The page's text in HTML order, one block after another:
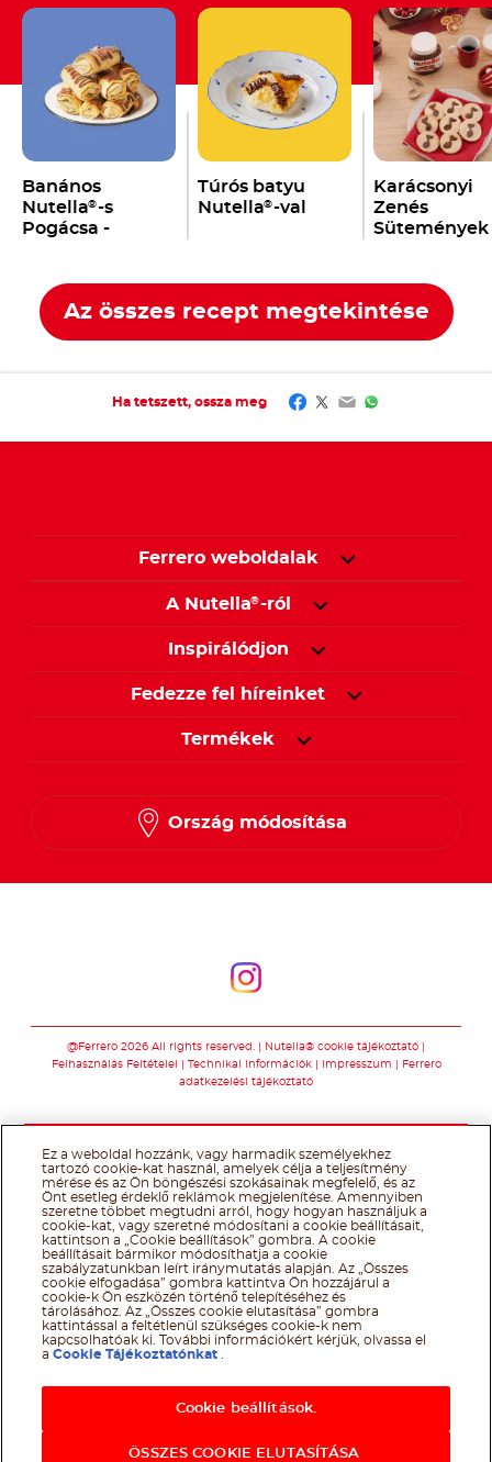
Banános
Nutella®-s
Pogácsa -
Túrós batyu
Nutella®-val
Karácsonyi
Zenés
Sütemények
Az összes recept megtekintése
Ha tetszett, ossza meg Facebook
Twitter
EmailWhatsApp
Ferrero weboldalak
A Nutella®-ról
Inspirálódjon
Fedezze fel híreinket
Termékek
Ország módosítása
@Ferrero 2026 All rights reserved.
Nutella® cookie tájékoztató
Felhasználás Feltételei
Technikai információk Impresszum
Ferrero
adatkezelési tájékoztató
Ez a weboldal hozzánk, vagy harmadik személyekhez
tartozó cookie-kat használ, amelyek célja a teljesítmény
mérése és az Ön böngészési szokásainak megfelelő, és az
Önt esetleg érdeklő reklámok megjelenítése. Amennyiben
szeretne többet megtudni arról, hogy hogyan használjuk a
cookie-kat, vagy szeretné módosítani a cookie beállításait,
kattintson a „Cookie beállítások” gombra. A cookie
beállításait bármikor módosíthatja a cookie
szabályzatunkban leírt iránymutatás alapján. Az „Összes
cookie elfogadása” gombra kattintva Ön hozzájárul a
cookie-k Ön eszközén történő telepítéséhez és
tárolásához. Az „Összes cookie elutasítása” gombra
kattintással a feltétlenül szükséges cookie-k nem
kapcsolhatóak ki. További információkért kérjük, olvassa el
aCookie Tájékoztatónkat
Cookie beállítások.
ÖSSZES COOKIE ELUTASÍTÁSA